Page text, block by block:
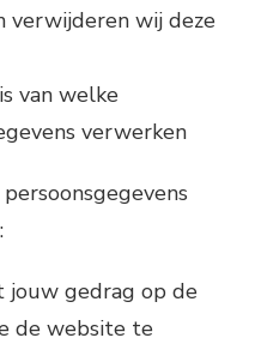
verwijderen wij deze
van welke
verwerken
jouw gedrag op de
de website te